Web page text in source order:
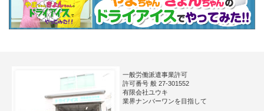
一般労働派遣事業許可
許可番号 般 27-301552
有限会社ユウキ
業界ナンバーワンを目指して